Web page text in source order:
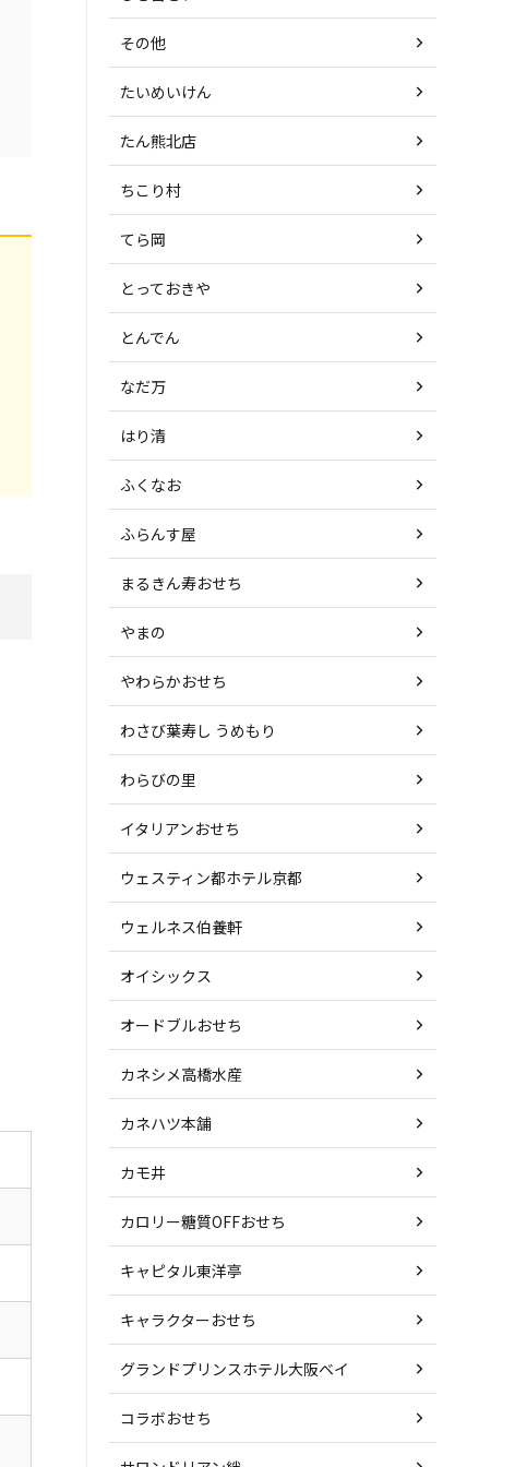
その他
たいめいけん
たん熊北店
ちこり村
てら岡
とっておきや
とんでん
なだ万
はり清
ふくなお
ふらんす屋
まるきん寿おせち
やまの
やわらかおせち
わさび葉寿し うめもり
わらびの里
イタリアンおせち
ウェスティン都ホテル京都
ウェルネス伯養軒
オイシックス
オードブルおせち
カネシメ高橋水産
カネハツ本舗
カモ井
カロリー糖質OFFおせち
キャピタル東洋亭
キャラクターおせち
グランドプリンスホテル大阪ベイ
コラボおせち